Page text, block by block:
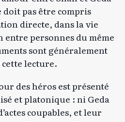
doit pas être compris
directe, dans la vie
entre personnes du même
sont généralement
cette lecture.
des héros est présenté
et platonique : ni Geda
coupables, et leur